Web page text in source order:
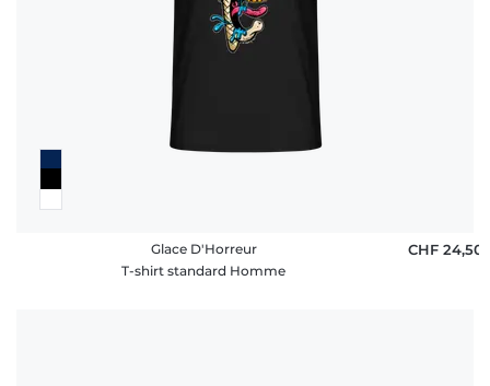
Glace D'Horreur
T-shirt standard Homme
CHF 24,50